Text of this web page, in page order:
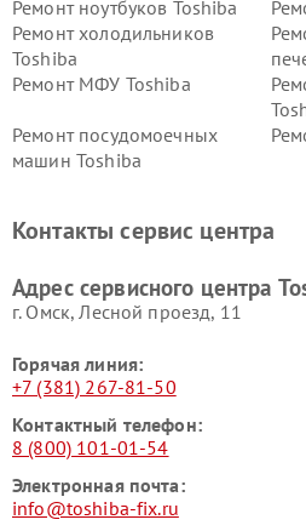
Ремонт ноутбуков Toshiba
Ремонт холодильников
Toshiba
Ремонт МФУ Toshiba
Ремонт посудомоечных
машин Toshiba
Контакты сервис центра
Адрес сервисного центра
г. Омск, ​Лесной проезд, 11
Горячая линия:
+7 (381) 267-81-50
Контактный телефон:
8 (800) 101-01-54
Электронная почта:
info@toshiba-fix.ru